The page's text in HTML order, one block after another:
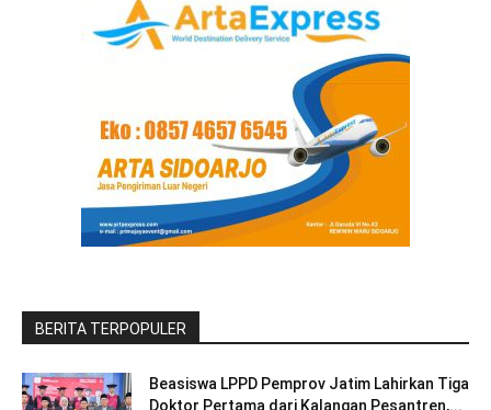
BERITA TERPOPULER
Beasiswa LPPD Pemprov Jatim Lahirkan Tiga
Doktor Pertama dari Kalangan Pesantren,...